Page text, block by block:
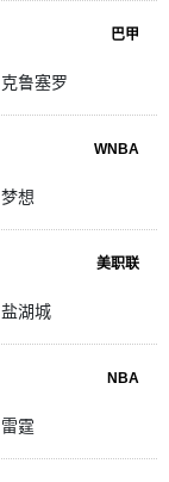
巴甲
克鲁塞罗
WNBA
梦想
美职联
盐湖城
NBA
雷霆